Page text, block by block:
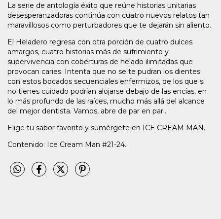
La serie de antología éxito que reúne historias unitarias
desesperanzadoras continúa con cuatro nuevos relatos tan
maravillosos como perturbadores que te dejarán sin aliento.
El Heladero regresa con otra porción de cuatro dulces
amargos, cuatro historias más de sufrimiento y
supervivencia con coberturas de helado ilimitadas que
provocan caries. Intenta que no se te pudran los dientes
con estos bocados secuenciales enfermizos, de los que si
no tienes cuidado podrían alojarse debajo de las encías, en
lo más profundo de las raíces, mucho más allá del alcance
del mejor dentista. Vamos, abre de par en par...
Elige tu sabor favorito y sumérgete en ICE CREAM MAN.
Contenido: Ice Cream Man #21-24..